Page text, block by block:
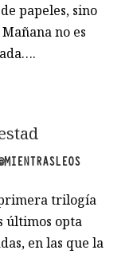
papeles, sino
no es
trilogía
últimos opta
en las que la